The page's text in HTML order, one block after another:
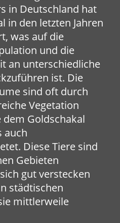
in Deutschland hat
in den letzten Jahren
was auf die
und die
an unterschiedliche
ist. Die
sind oft durch
Vegetation
Goldschakal
auch
Diese Tiere sind
Gebieten
gut verstecken
städtischen
mittlerweile